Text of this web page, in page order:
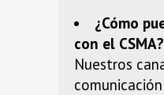
¿Cómo
con el CSMA?
Nuestros